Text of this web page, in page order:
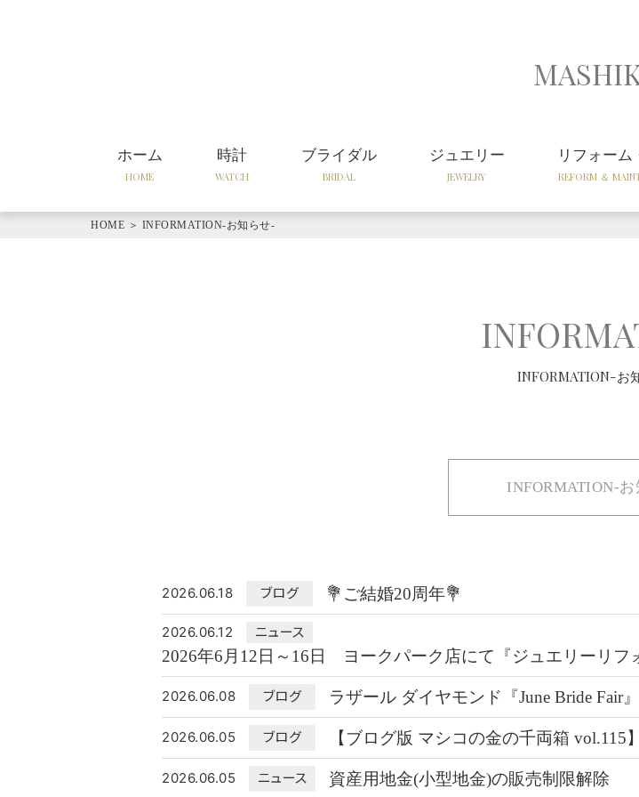
ホーム
HOME
時計
WATCH
ブライダル
BRIDAL
ジュエリー
JEWELRY
リフォーム
REFORM ＆
HOME ＞ INFORMATION-お知らせ-
INFORMATION-お
INFORMATION-お
2026.06.18 ブログ 💐ご結婚20周年💐
2026.06.12 ニュース
2026年6月12日～16日 ヨークパーク店にて『ジュエリーリフ
2026.06.08 ブログ ラザール ダイヤモンド『June Bride Fair』
2026.06.05 ブログ 【ブログ版 マシコの金の千両箱 vol.115】
2026.06.05 ニュース 資産用地金(小型地金)の販売制限解除